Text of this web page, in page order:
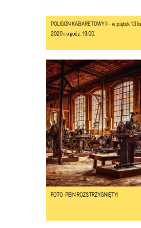
POLIGON KABARETOWY II - w piątek 13
2020 r. o godz. 19.00.
FOTO-PEIN ROZSTRZYGNIĘTY!